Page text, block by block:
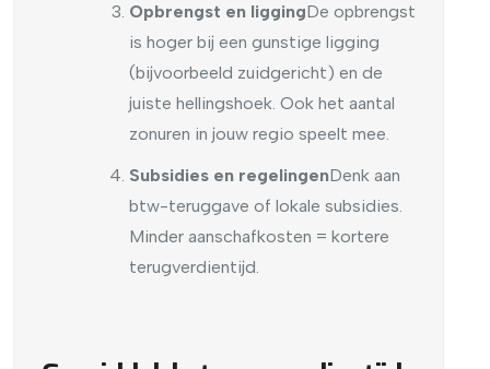
Opbrengst en liggingDe opbrengst
is hoger bij een gunstige ligging
(bijvoorbeeld zuidgericht) en de
juiste hellingshoek. Ook het aantal
zonuren in jouw regio speelt mee.
Subsidies en regelingenDenk aan
btw-teruggave of lokale subsidies.
Minder aanschafkosten = kortere
terugverdientijd.